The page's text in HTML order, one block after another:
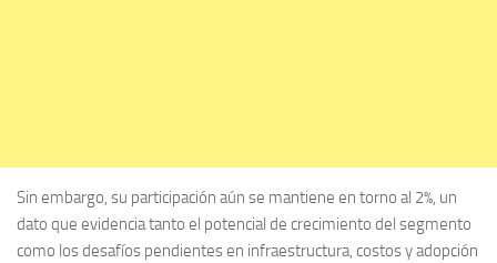
Sin embargo, su participación aún se mantiene en torno al 2%, un
dato que evidencia tanto el potencial de crecimiento del segmento
como los desafíos pendientes en infraestructura, costos y adopción